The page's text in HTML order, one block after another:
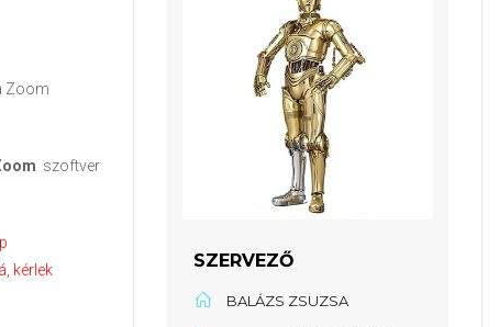
Zoom
szoftver
kérlek
SZERVEZŐ
BALÁZS ZSUZSA